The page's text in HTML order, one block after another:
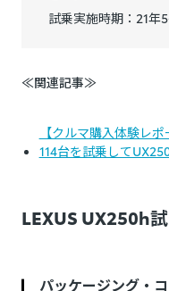
試乗実施時期：21年
≪関連記事≫
【クルマ購入体験レ
114台を試乗して
LEXUS UX250h
パッケージング・